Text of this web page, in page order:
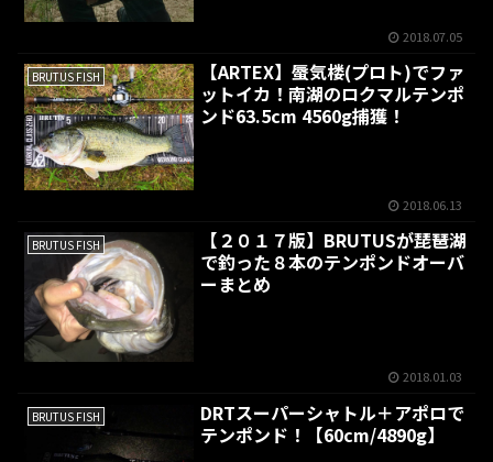
2018.07.05
BRUTUS FISH
【ARTEX】蜃気楼(プロト)でファ
ットイカ！南湖のロクマルテンポ
ンド63.5cm 4560g捕獲！
2018.06.13
BRUTUS FISH
【２０１７版】BRUTUSが琵琶湖
で釣った８本のテンポンドオーバ
ーまとめ
2018.01.03
BRUTUS FISH
DRTスーパーシャトル＋アポロで
テンポンド！【60cm/4890g】